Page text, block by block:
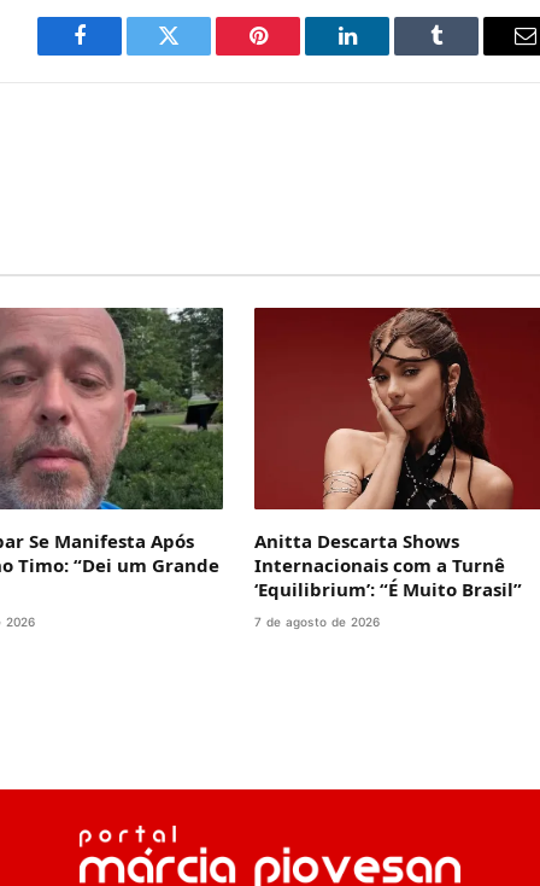
Facebook Twitter Pinterest LinkedIn Tumblr
Se Manifesta Após
Timo: “Dei um Grande
2026
Anitta Descarta Shows
Internacionais com a Turnê
‘Equilibrium’: “É Muito Brasil”
7 de agosto de 2026